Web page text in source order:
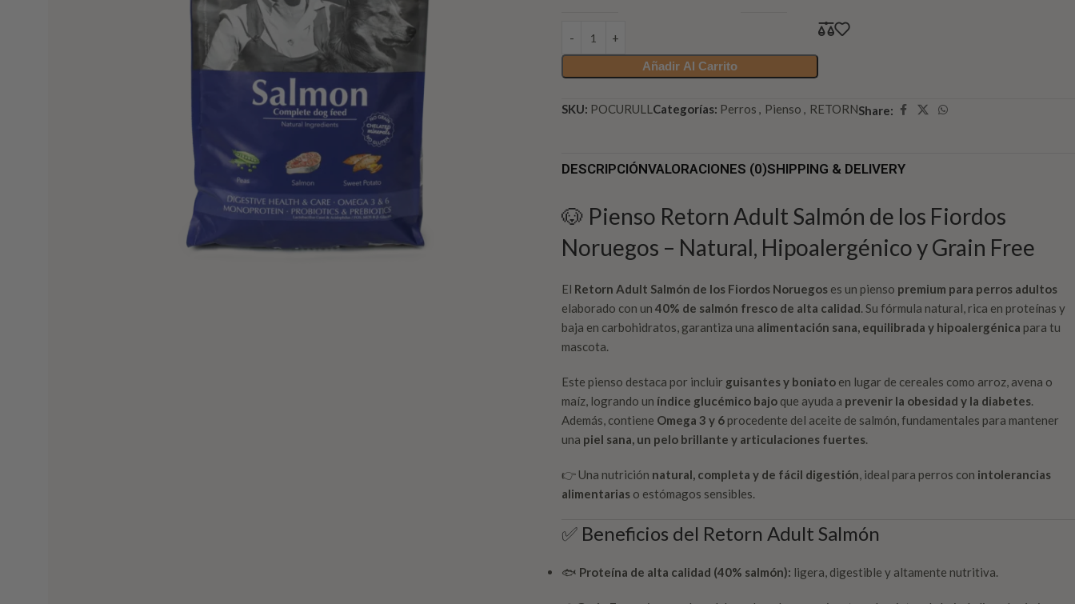
Añadir Al Carrito
SKU: POCURULL Categorías: Perros , Pienso , RETORNShare:
DESCRIPCIÓNVALORACIONES (0)SHIPPING & DELIVERY
🐶 Pienso Retorn Adult Salmón de los Fiordos
Noruegos – Natural, Hipoalergénico y Grain Free
El Retorn Adult Salmón de los Fiordos Noruegos es un pienso premium para perros adultos
elaborado con un 40% de salmón fresco de alta calidad. Su fórmula natural, rica en proteínas y
baja en carbohidratos, garantiza una alimentación sana, equilibrada y hipoalergénica para tu
mascota.
Este pienso destaca por incluir guisantes y boniato en lugar de cereales como arroz, avena o
maíz, logrando un índice glucémico bajo que ayuda a prevenir la obesidad y la diabetes.
Además, contiene Omega 3 y 6 procedente del aceite de salmón, fundamentales para mantener
una piel sana, un pelo brillante y articulaciones fuertes.
👉 Una nutrición natural, completa y de fácil digestión, ideal para perros con intolerancias
alimentarias o estómagos sensibles.
✅ Beneficios del Retorn Adult Salmón
🐟 Proteína de alta calidad (40% salmón): ligera, digestible y altamente nutritiva.